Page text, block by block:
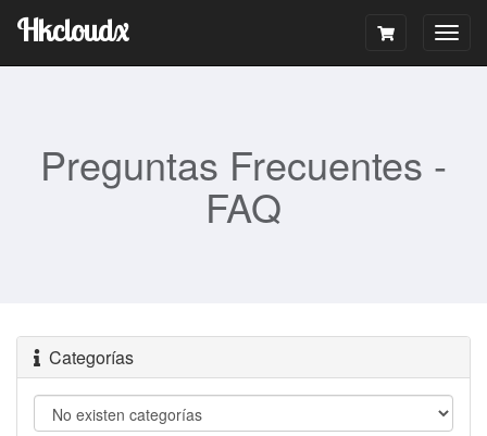
Hkcloudx
Preguntas Frecuentes -
FAQ
Categorías